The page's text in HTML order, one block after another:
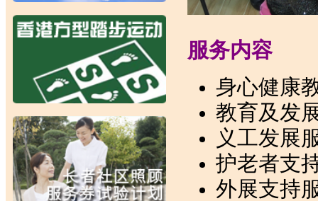
服务内容
身心健康
教育及发
义工发展
护老者支
外展支持